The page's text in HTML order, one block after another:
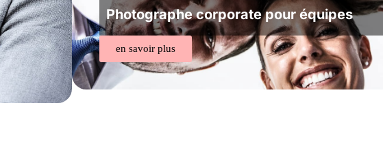
Photographe corporate pour équipes
en savoir plus